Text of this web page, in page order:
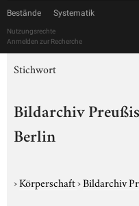
Bestände Systematik
Nutzungsrechte
Anmelden zur Recherche
Stichwort
Bildarchiv
Berlin
›Körperschaft›Bildarchiv